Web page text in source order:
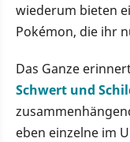
wiederum bieten
Pokémon, die ihr
Das Ganze
Schwert und
eben einzelne im